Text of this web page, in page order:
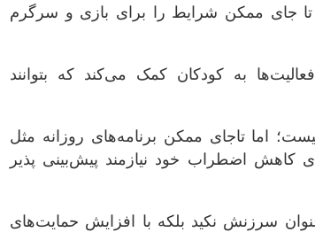
و تا جای ممکن شرایط را برای بازی و سرگرم
به کودکان کمک می‌کند که بتوانند
اما تاجای ممکن برنامه‌های روزانه مثل
کاهش اضطراب خود نیازمند پیش‌بینی پذیر
سرزنش نکید بلکه با افزایش حمایت‌های